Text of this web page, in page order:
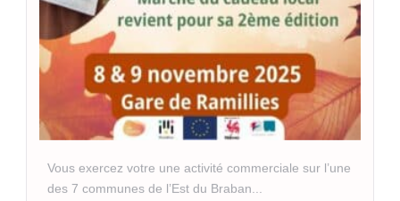
Vous exercez votre une activité commerciale sur l’une
des 7 communes de l’Est du Braban...